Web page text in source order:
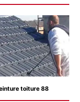
toiture 88